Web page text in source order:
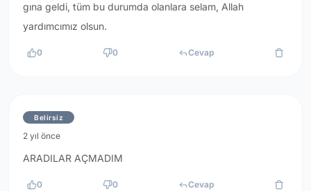
gına geldi, tüm bu durumda olanlara selam, Allah
yardımcımız olsun.
0 0 Cevap
Belirsiz
2 yıl önce
ARADILAR AÇMADIM
0 0 Cevap